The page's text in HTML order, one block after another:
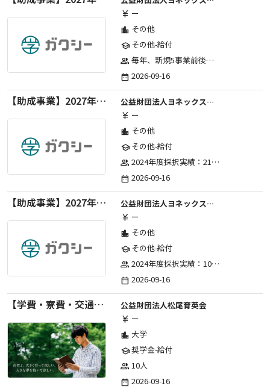
currency_yen ー
location_city その他
schoolその他-給付
group 毎年、新規5事業前後への助成金交付を予定とし、初年度5事業、2年目合計10事業前後、3年目合計15事業前後、4年目以降は15事業前後にて実施する。 2025年度採択実績：5事業、2026年度採択実績：5事業
date_range 2026-09-16
【助成事業】2027年度（通年）国際交流普及事業に関する助成金
公益財団法人ヨネックススポーツ振興財団
currency_yen ー
location_city その他
schoolその他-給付
group 2024年度採択実績：21事業（前期11・後期10）、2025年度採択実績：30事業（前期15・後期15）、2026年度採択実績：40事業 ※2026年度より、前期・後期の区分を廃止し、年1回の申請受付となりました。
date_range 2026-09-16
【助成事業】2027年度（通年）ジュニアスポーツ振興に関する助成金
公益財団法人ヨネックススポーツ振興財団
currency_yen ー
location_city その他
schoolその他-給付
group 2024年度採択実績：107事業（前期45・後期62）、2025年度採択実績：103事業（前期48・後期55）、2026年度採択実績：97事業 ※2026年度より、前期・後期の区分を廃止し、年1回の申請受付となりました。
date_range 2026-09-16
【学費・寮費・交通費給付】2027年度第71期育英生募集
公益財団法人松尾育英会
currency_yen ー
location_city 大学
school奨学金-給付
group 10人
date_range 2026-09-16